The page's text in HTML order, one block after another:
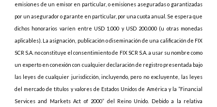
emisiones de un emisor en particular, o emisiones aseguradas o garantizadas
por un asegurador o garante en particular, por una cuota anual. Se espera que
dichos honorarios varíen entre USD 1.000 y USD 200.000 (u otras monedas
aplicables). La asignación, publicación o diseminación de una calificación de FIX
SCR S.A. no constituye el consentimiento de FIX SCR S.A. a usar su nombre como
un experto en conexión con cualquier declaración de registro presentada bajo
las leyes de cualquier jurisdicción, incluyendo, pero no excluyente, las leyes
del mercado de títulos y valores de Estados Unidos de América y la “Financial
Services and Markets Act of 2000” del Reino Unido. Debido a la relativa